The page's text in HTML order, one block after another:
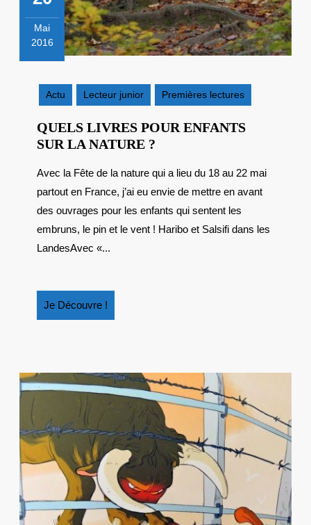
Mai
2016
2016
Actu
Lecteur junior Premières lectures
QUELS LIVRES POUR ENFANTS
SUR LA NATURE ?
POUR
ENFANTS
SUR
LA
Avec la Fête de la nature qui a lieu du 18 au 22 mai
partout en France, j’ai eu envie de mettre en avant
des ouvrages pour les enfants qui sentent les
embruns, le pin et le vent ! Haribo et Salsifi dans les
LandesAvec «...
Je Découvre !
Découvre